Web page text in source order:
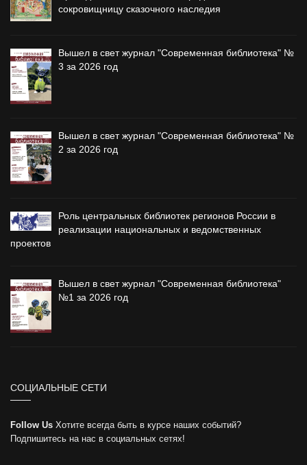
сокровищницу сказочного наследия
Вышел в свет журнал "Современная библиотека" №
3 за 2026 год
Вышел в свет журнал "Современная библиотека" №
2 за 2026 год
Роль центральных библиотек регионов России в
реализации национальных и ведомственных
проектов
Вышел в свет журнал "Современная библиотека"
№1 за 2026 год
СОЦИАЛЬНЫЕ СЕТИ
Follow Us Хотите всегда быть в курсе наших событий?
Подпишитесь на нас в социальных сетях!